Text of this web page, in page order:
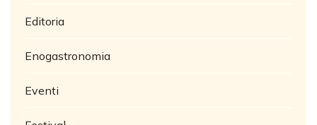
Editoria
Enogastronomia
Eventi